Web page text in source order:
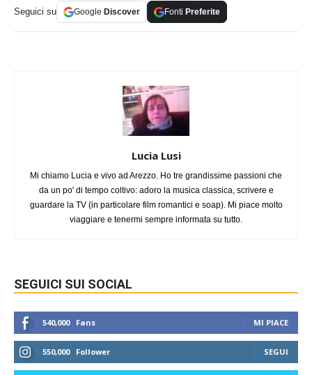
Seguici su Google Discover Fonti Preferite
Lucia Lusi
Mi chiamo Lucia e vivo ad Arezzo. Ho tre grandissime passioni che
da un po' di tempo coltivo: adoro la musica classica, scrivere e
guardare la TV (in particolare film romantici e soap). Mi piace molto
viaggiare e tenermi sempre informata su tutto.
SEGUICI SUI SOCIAL
540,000 Fans MI PIACE
550,000 Follower SEGUI